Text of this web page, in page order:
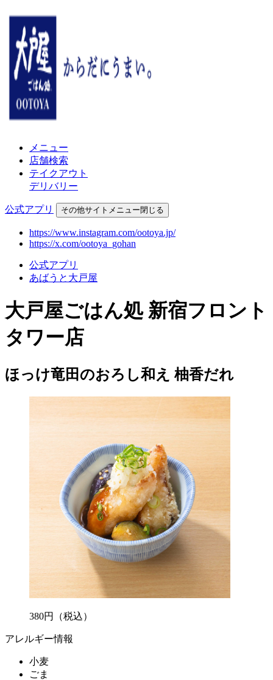
メニュー
店舗検索
テイクアウト
デリバリー
公式アプリ その他サイトメニュー閉じる
https://www.instagram.com/ootoya.jp/
https://x.com/ootoya_gohan
公式アプリ
あばうと大戸屋
大戸屋ごはん処 新宿フロント
タワー店
ほっけ竜田のおろし和え 柚香だれ
380円 （税込）
アレルギー情報
小麦
ごま